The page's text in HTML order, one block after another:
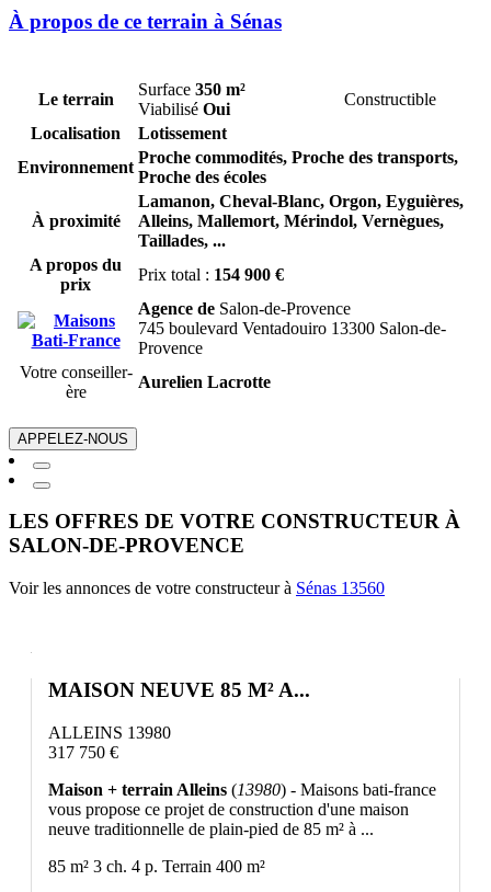
À propos de ce terrain à Sénas
Le terrain
Surface 350 m²
Viabilisé Oui
Constructible
Localisation
Lotissement
Environnement
Proche commodités, Proche des transports,
Proche des écoles
À proximité
Lamanon, Cheval-Blanc, Orgon, Eyguières,
Alleins, Mallemort, Mérindol, Vernègues,
Taillades, ...
A propos du
prix
Prix total : 154 900 €
Agence de Salon-de-Provence
745 boulevard Ventadouiro 13300 Salon-de-
Provence
Votre conseiller-
ère
Aurelien Lacrotte
APPELEZ-NOUS
LES OFFRES DE VOTRE CONSTRUCTEUR À
SALON-DE-PROVENCE
Voir les annonces de votre constructeur à Sénas 13560
MAISON NEUVE 85 M² A...
ALLEINS 13980
317 750 €
Maison + terrain Alleins (13980) - Maisons bati-france
vous propose ce projet de construction d'une maison
neuve traditionnelle de plain-pied de 85 m² à ...
85 m² 3 ch. 4 p. Terrain 400 m²